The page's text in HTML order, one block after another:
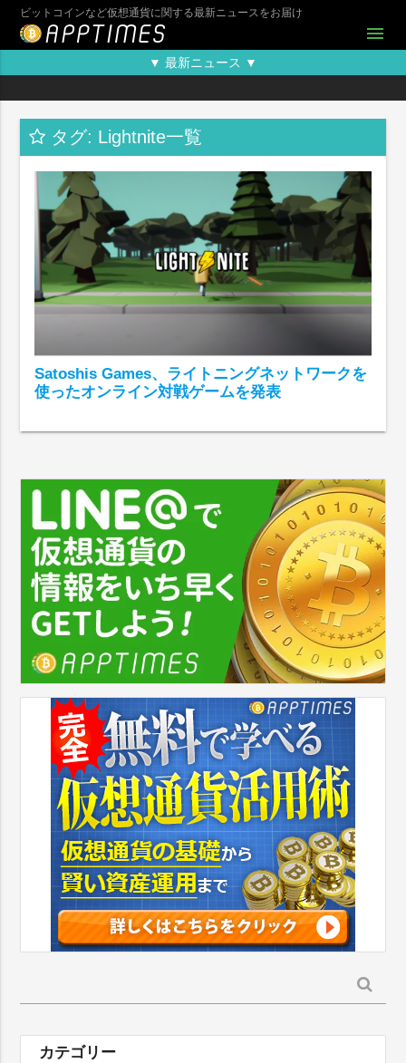
ビットコインなど仮想通貨に関する最新ニュースをお届け
menu
▼ 最新ニュース ▼
タグ: Lightnite一覧
Satoshis Games、ライトニングネットワークを
使ったオンライン対戦ゲームを発表
索:
カテゴリー